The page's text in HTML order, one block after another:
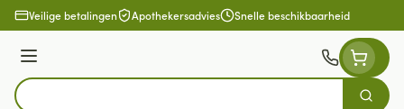
Ga naar de inhoud
Veilige betalingen Apothekersadvies Snelle beschikbaarheid
Menu
Product, merk, categorie...
Zoek